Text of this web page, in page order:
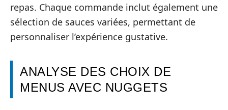
repas. Chaque commande inclut également une
sélection de sauces variées, permettant de
personnaliser l’expérience gustative.
ANALYSE DES CHOIX DE
MENUS AVEC NUGGETS